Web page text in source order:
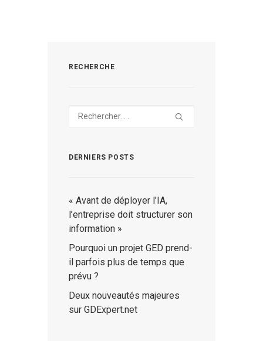
RECHERCHE
DERNIERS POSTS
« Avant de déployer l’IA,
l’entreprise doit structurer son
information »
Pourquoi un projet GED prend-
il parfois plus de temps que
prévu ?
Deux nouveautés majeures
sur GDExpert.net